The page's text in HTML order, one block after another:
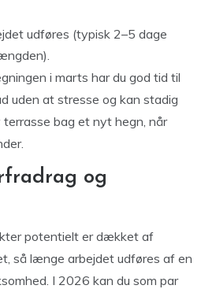
udføres (typisk 2–5 dage
i marts har du god tid til
uden at stresse og kan stadig
bag et nyt hegn, når
og
potentielt er dækket af
så længe arbejdet udføres af en
I 2026 kan du som par